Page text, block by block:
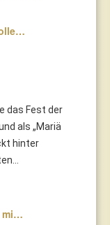
das Fest der
als „Mariä
hinter
mi…